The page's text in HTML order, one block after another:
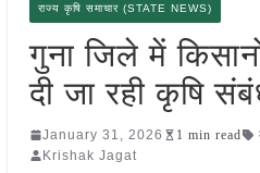
राज्य कृषि समाचार (STATE NEWS)
गुना जिले में
दी जा रही कृषि
January 31, 2026 1 min read
Krishak Jagat